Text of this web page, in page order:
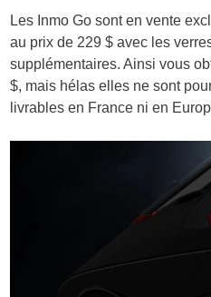
Les Inmo Go sont en vente
au prix de 229 $ avec les
supplémentaires. Ainsi vous
$, mais hélas elles ne sont
livrables en France ni en